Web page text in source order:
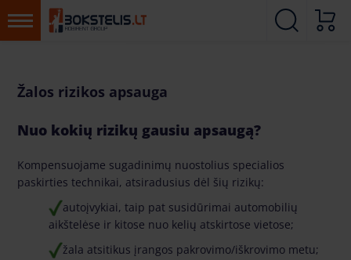
Žalos rizikos apsauga
Nuo kokių rizikų gausiu apsaugą?
Kompensuojame sugadinimų nuostolius specialios
paskirties technikai, atsiradusius dėl šių rizikų:
autoįvykiai, taip pat susidūrimai automobilių
aikštelėse ir kitose nuo kelių atskirtose vietose;
žala atsitikus įrangos pakrovimo/iškrovimo metu;